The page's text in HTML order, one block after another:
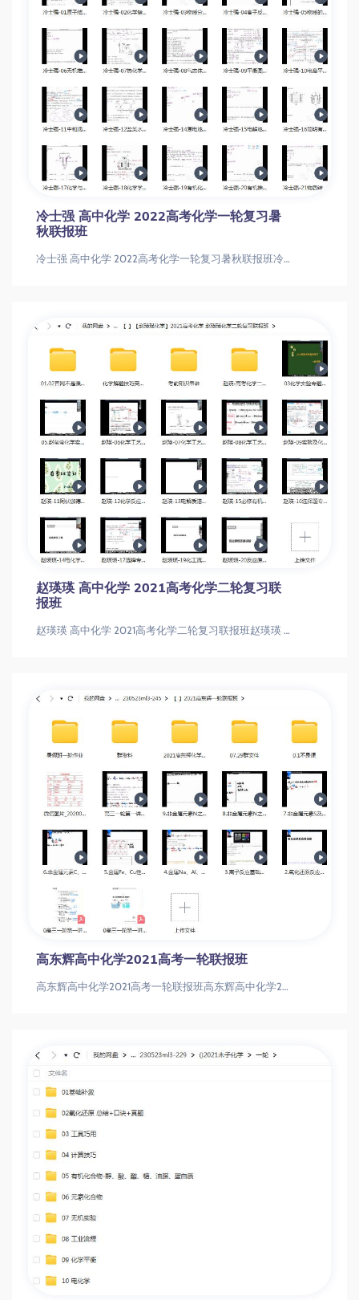
冷士强 高中化学 2022高考化学一轮复习暑
秋联报班
冷士强 高中化学 2022高考化学一轮复习暑秋联报班冷士强 高中化学 2022高考化学一轮复习暑秋联报班
赵瑛瑛 高中化学 2021高考化学二轮复习联
报班
赵瑛瑛 高中化学 2021高考化学二轮复习联报班赵瑛瑛 高中化学 2021高考化学二轮复习联报班
高东辉高中化学2021高考一轮联报班
高东辉高中化学2021高考一轮联报班高东辉高中化学2021高考一轮联报班